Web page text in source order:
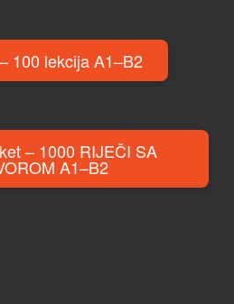
100 lekcija A1–B2
– 1000 RIJEČI SA
IZGOVOROM A1–B2